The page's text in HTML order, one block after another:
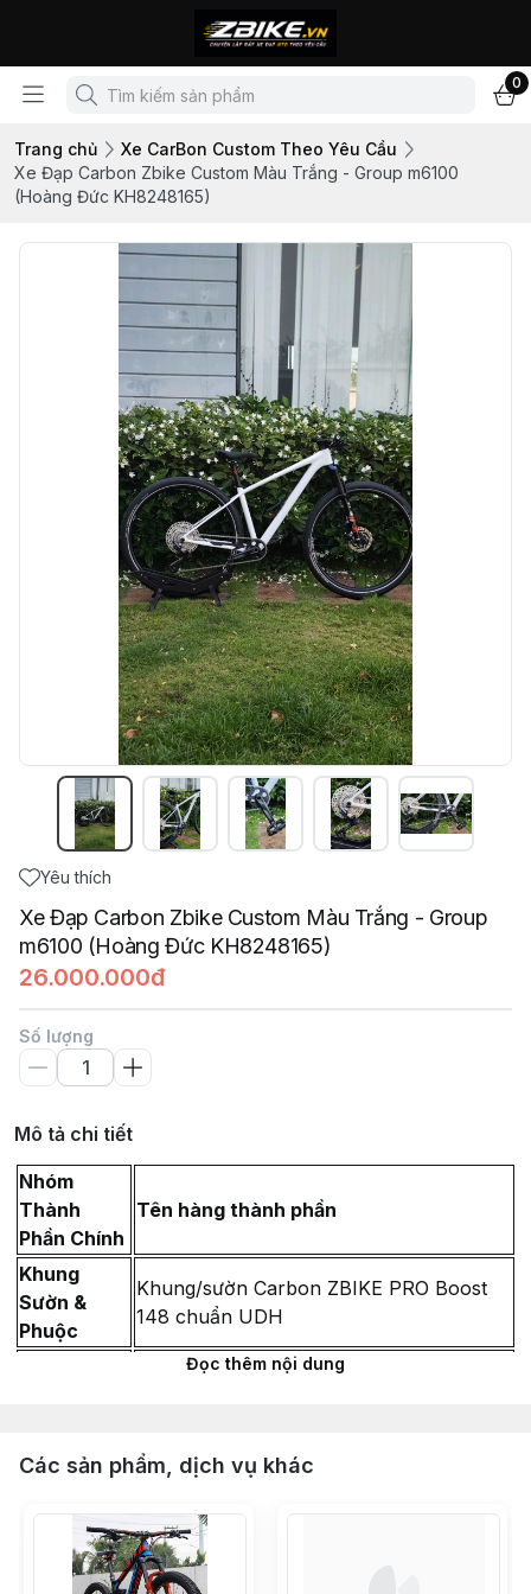
0
Trang chủ
Xe CarBon Custom Theo Yêu Cầu
Xe Đạp Carbon Zbike Custom Màu Trắng - Group m6100
(Hoàng Đức KH8248165)
Yêu thích
Xe Đạp Carbon Zbike Custom Màu Trắng - Group
m6100 (Hoàng Đức KH8248165)
26.000.000đ
Số lượng
Mô tả chi tiết
Nhóm
Thành
Phần Chính
Tên hàng thành phần
Khung
Sườn &
Phuộc
Khung/sườn Carbon ZBIKE PRO Boost
148 chuẩn UDH
Phuộc hơi ZBIKE FLY trục Boost 110 full
đóng mở thông minh 12x175L
Màu Đen
Miếng dán Cao su bảo vệ gấp xe đạp địa
Đọc thêm nội dung
Các sản phẩm, dịch vụ khác